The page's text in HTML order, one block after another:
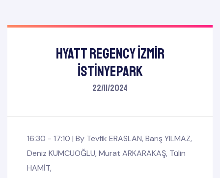
Hyatt Regency İzmir
İstinyePark
22/11/2024
16:30 - 17:10 | By Tevfik ERASLAN, Barış YILMAZ,
Deniz KUMCUOĞLU, Murat ARKARAKAŞ, Tülin
HAMİT,